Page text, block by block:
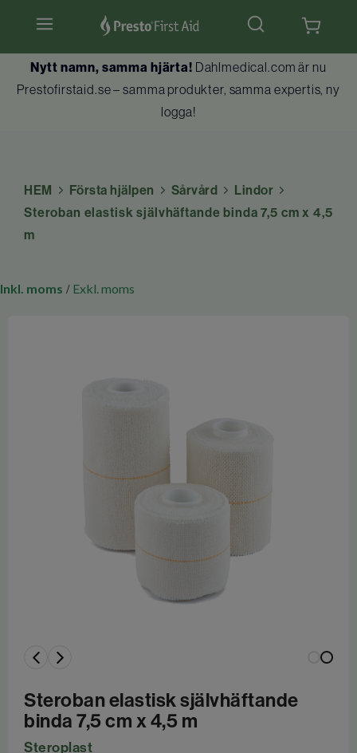
Hjärtstartare & tillbehör
Brandskydd
Utbildningar
Nytt namn, samma hjärta! Dahlmedical.com är nu
Prestofirstaid.se – samma produkter, samma expertis, ny
logga!
HEM Första hjälpen Sårvård
Lindor
Steroban elastisk självhäftande binda 7,5 cm x 4,5
m
Inkl. moms / Exkl. moms
Steroban elastisk självhäftande
binda 7,5 cm x 4,5 m
Steroplast